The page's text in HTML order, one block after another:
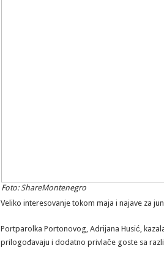
Foto: ShareMontenegro
Veliko interesovanje tokom maja i najave za
Portparolka Portonovog, Adrijana Husić,
prilogođavaju i dodatno privlače goste sa